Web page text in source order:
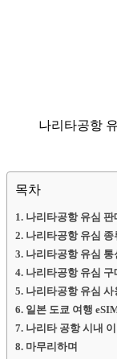
나리타공항
목차
나리타공항 유심 판
나리타공항 유심
나리타공항 유심
나리타공항 유심
나리타공항 유심 사
일본 도쿄 여행
나리타 공항 시내
마무리하며